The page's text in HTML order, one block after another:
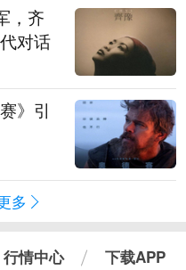
，齐
对话
》引
多
行情中心 下载APP